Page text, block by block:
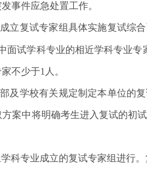
事件应急处置工作。
立复试专家组具体实施复试综
面试学科专业的相近学科专业专
不少于1人。
及学校有关规定制定本单位的
案中将明确考生进入复试的初
科专业成立的复试专家组进行。